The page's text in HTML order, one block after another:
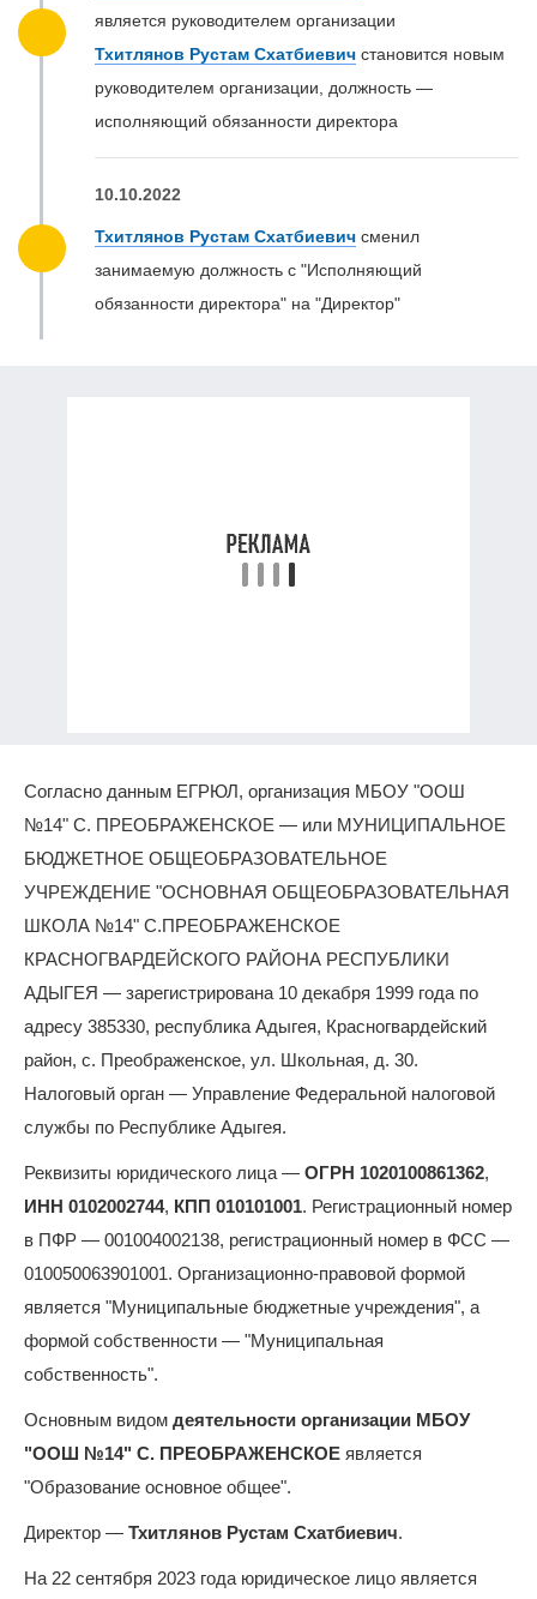
является руководителем организации
Тхитлянов Рустам Схатбиевич становится новым
руководителем организации, должность —
исполняющий обязанности директора
10.10.2022
Тхитлянов Рустам Схатбиевич сменил
занимаемую должность с "Исполняющий
обязанности директора" на "Директор"
Согласно данным ЕГРЮЛ, организация МБОУ "ООШ
№14" С. ПРЕОБРАЖЕНСКОЕ — или МУНИЦИПАЛЬНОЕ
БЮДЖЕТНОЕ ОБЩЕОБРАЗОВАТЕЛЬНОЕ
УЧРЕЖДЕНИЕ "ОСНОВНАЯ ОБЩЕОБРАЗОВАТЕЛЬНАЯ
ШКОЛА №14" С.ПРЕОБРАЖЕНСКОЕ
КРАСНОГВАРДЕЙСКОГО РАЙОНА РЕСПУБЛИКИ
АДЫГЕЯ — зарегистрирована 10 декабря 1999 года по
адресу 385330, республика Адыгея, Красногвардейский
район, с. Преображенское, ул. Школьная, д. 30.
Налоговый орган — Управление Федеральной налоговой
службы по Республике Адыгея.
Реквизиты юридического лица — ОГРН 1020100861362,
ИНН 0102002744, КПП 010101001. Регистрационный номер
в ПФР — 001004002138, регистрационный номер в ФСС —
010050063901001. Организационно-правовой формой
является "Муниципальные бюджетные учреждения", а
формой собственности — "Муниципальная
собственность".
Основным видом деятельности организации МБОУ
"ООШ №14" С. ПРЕОБРАЖЕНСКОЕ является
"Образование основное общее".
Директор — Тхитлянов Рустам Схатбиевич.
На 22 сентября 2023 года юридическое лицо является